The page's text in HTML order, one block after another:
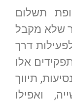
תשלום
שלא מקבל
דרך
אלו
תיווך
ואפילו